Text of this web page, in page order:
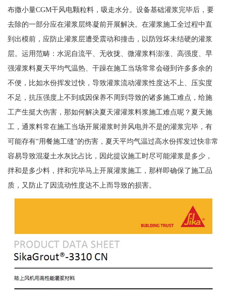
布撒小量CGM干风电颗粒料，吸走水分。设备基础灌浆完毕后，要
去除的一部分应在灌浆层终凝前开展解决。在灌浆施工全过程中直
到出模前，应防止灌浆层遭受震动和撞击，以防毁坏未结硬的灌浆
层。运用范畴：水泥自流平、无收拢、微灌浆料澎涨、高强度、早
强灌浆料夏天平均气温热、干躁在施工当场常常会碰到许多多余的
不便，比如水份挥发过快，导致灌浆流动灌浆性度达不上、压实度
不足，抗压强度上不到或因保养不周到导致的诸多施工难点，给施
工产生挺大伤害，那如何解决夏天灌灌浆料浆施工难点呢？夏天施
工，通浆料常在施工当场开展灌浆时并风电并不是的灌浆完毕，有
可能存有“用餐施工缝”的伤害，夏天平均气温过高水份挥发过快非常
容易导致混凝土水灰比占比，因此提议施工时尽可能灌浆是多少，
拌和是多少料，拌和完毕马上开展灌浆施工，那样即确保了施工品
质，又防止了因流动性度达不上而导致的损害。